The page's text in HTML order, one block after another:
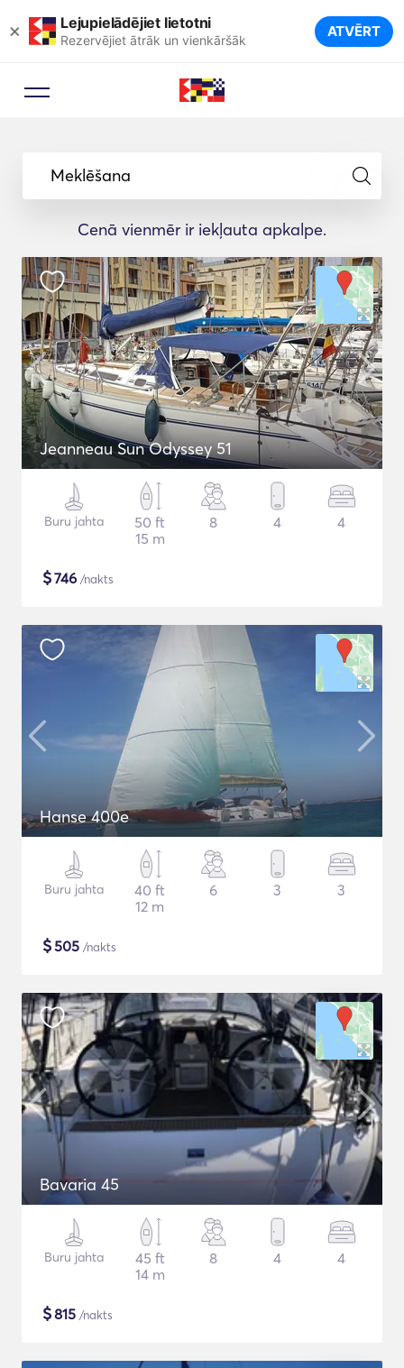
× Lejupielādējiet lietotni
Rezervējiet ātrāk un vienkāršāk ATVĒRT
Meklēšana
Cenā vienmēr ir iekļauta apkalpe.
Jeanneau Sun Odyssey 51
Buru jahta
50 ft
15 m
8 4 4
$746 /nakts
Hanse 400e
Buru jahta
40 ft
12 m
6 3 3
$505 /nakts
Bavaria 45
Buru jahta
45 ft
14 m
8 4 4
$815 /nakts